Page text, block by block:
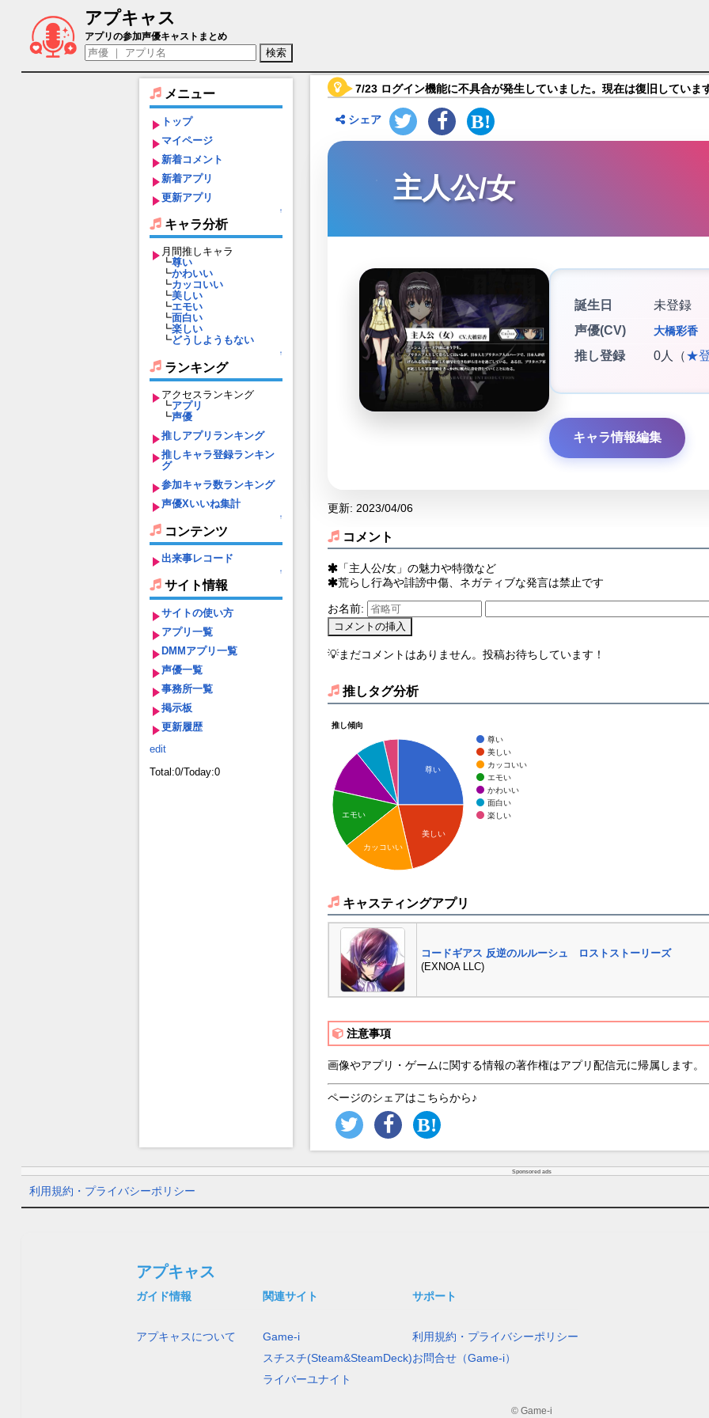
アプキャス
主人公/女（声優：大橋彩香)【コードギアス 反逆のルルーシュ ロストストーリーズ】キャラ紹介
アプリの参加声優キャストまとめ
メニュー
トップ
マイページ
新着コメント
新着アプリ
更新アプリ
↑
キャラ分析
月間推しキャラ
┗尊い
┗かわいい
┗カッコいい
┗美しい
┗エモい
┗面白い
┗楽しい
┗どうしようもない
↑
ランキング
アクセスランキング
┗アプリ
┗声優
推しアプリランキング
推しキャラ登録ランキン
グ
参加キャラ数ランキング
声優Xいいね集計
↑
コンテンツ
出来事レコード
↑
サイト情報
サイトの使い方
アプリ一覧
DMMアプリ一覧
声優一覧
事務所一覧
掲示板
更新履歴
edit
Total:0/Today:0
7/23 ログイン機能に不具合が発生していました。現在は復旧していま
シェア
主人公/女
誕生日
未登録
声優(CV)
大橋彩香
推し登録 0人（★
キャラ情報編集
更新: 2023/04/06
コメント
「主人公/女」の魅力や特徴など
荒らし行為や誹謗中傷、ネガティブな発言は禁止です
お名前:
💡まだコメントはありません。投稿お待ちしています！
推しタグ分析
推し傾向
尊い
美しい
カッコいい
エモい
かわいい
面白い
楽しい
尊い
美しい
エモい
カッコいい
キャスティングアプリ
コードギアス 反逆のルルーシュ ロストストーリーズ
(EXNOA LLC)
注意事項
画像やアプリ・ゲームに関する情報の著作権はアプリ配信元に帰属します。
ページのシェアはこちらから♪
Sponsored ads
利用規約・プライバシーポリシー
アプキャス
ガイド情報
アプキャスについて
関連サイト
Game-i
スチスチ(Steam&SteamDeck)
ライバーユナイト
サポート
利用規約・プライバシーポリシー
お問合せ（Game-i）
© Game-i